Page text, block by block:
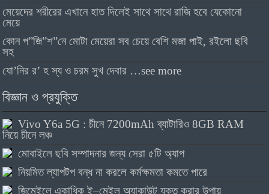
মেয়েদের শরীরের এখানে হাত দিলেই সাথে সাথে রাজি হবে যেকোনো
মেয়ে
কোন প”জি”শ”নে মোটা মেয়েরা সব চেয়ে বেশি মজা পাই, রইলো ছবি
সহ
যো’নির র’ হ স্য ও চরম সুখ দেবার …see more
বিজ্ঞান ও প্রযুক্তি
Vivo Y6a 5G : চীনে 7200mAh ব্যাটারিও 8GB RAM
নিয়ে চীনে লঞ্চ
মোবাইলে ছবি সম্পাদনার জন্য সেরা ৫টি অ্যাপ
নিয়মিত ল্যাপটপ বন্ধ না করলে কর্মক্ষমতা কমতে পারে
জিমেইলে একাধিক ই–মেইল অ্যাকাউন্ট যুক্ত করার উপায়